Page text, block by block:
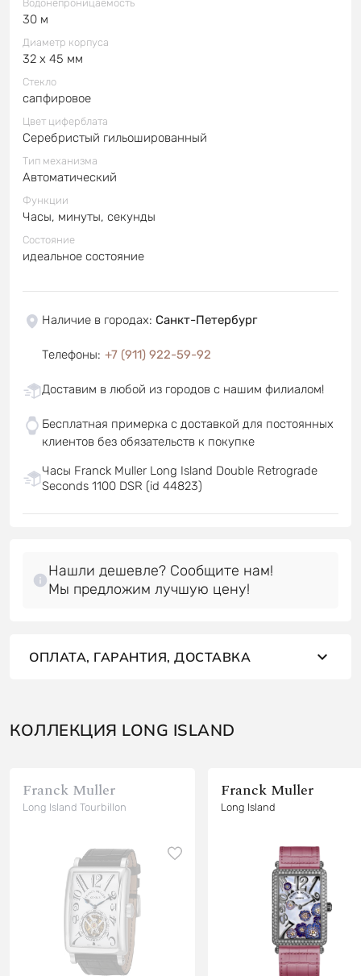
Водонепроницаемость
30 м
Диаметр корпуса
32 x 45 мм
Стекло
сапфировое
Цвет циферблата
Серебристый гильошированный
Тип механизма
Автоматический
Функции
Часы, минуты, секунды
Состояние
идеальное состояние
Наличие в городах: Санкт-Петербург
Телефоны: +7 (911) 922-59-92
Доставим в любой из городов с нашим филиалом!
Бесплатная примерка с доставкой для постоянных
клиентов без обязательств к покупке
Часы Franck Muller Long Island Double Retrograde
Seconds 1100 DSR (id 44823)
Нашли дешевле? Сообщите нам!
Мы предложим лучшую цену!
ОПЛАТА, ГАРАНТИЯ, ДОСТАВКА
КОЛЛЕКЦИЯ LONG ISLAND
Franck Muller
Long Island Tourbillon
Franck Muller
Long Island